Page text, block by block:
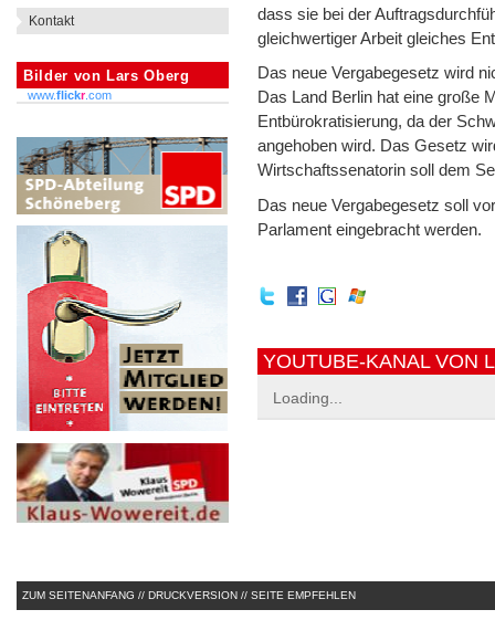
dass sie bei der
gleichwertiger Arbeit gleiches
Das neue Vergabegesetz wird
Das Land Berlin hat eine große
Entbürokratisierung, da der
angehoben wird. Das Gesetz
Wirtschaftssenatorin soll dem
Das neue Vergabegesetz soll
Parlament eingebracht werden.
YOUTUBE-KANAL VON
Loading...
Kontakt
Bilder von Lars Oberg
www.flickr.com
ZUM SEITENANFANG // DRUCKVERSION // SEITE EMPFEHLEN